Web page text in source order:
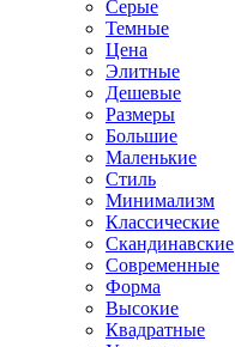
Серые
Темные
Цена
Элитные
Дешевые
Размеры
Большие
Маленькие
Стиль
Минимализм
Классические
Скандинавские
Современные
Форма
Высокие
Квадратные